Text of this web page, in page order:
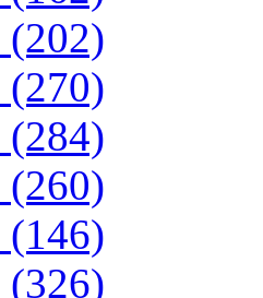
(202)
(270)
(284)
(260)
(146)
(326)